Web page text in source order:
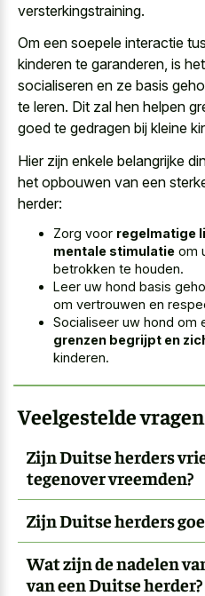
versterkingstraining.
Om een soepele interactie
kinderen te garanderen, is
socialiseren en ze basis
te leren. Dit zal hen helpen
goed te gedragen bij kleine
Hier zijn enkele belangrijke
het opbouwen van een
herder:
Zorg voor regelmatige
mentale stimulatie om
betrokken te houden.
Leer uw hond basis
om vertrouwen en
Socialiseer uw hond om
grenzen begrijpt en
kinderen.
Veelgestelde vragen
Zijn Duitse herders
tegenover vreemden?
Zijn Duitse herders
Wat zijn de nadelen
van een Duitse herder?